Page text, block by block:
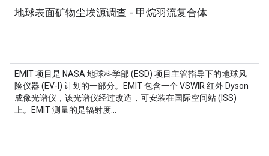
地球表面矿物尘埃源调查 - 甲烷羽流复合体
EMIT 项目是 NASA 地球科学部 (ESD) 项目主管指导下的地球风
险仪器 (EV-I) 计划的一部分。EMIT 包含一个 VSWIR 红外 Dyson
成像光谱仪，该光谱仪经过改造，可安装在国际空间站 (ISS)
上。EMIT 测量的是辐射度…